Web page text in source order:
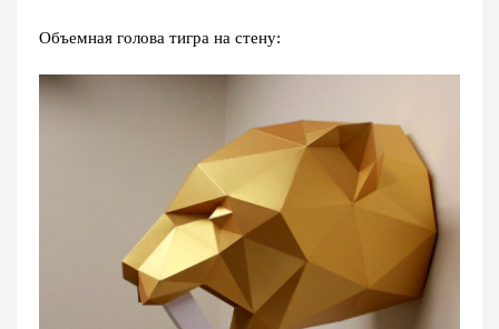
Объемная голова тигра на стену: